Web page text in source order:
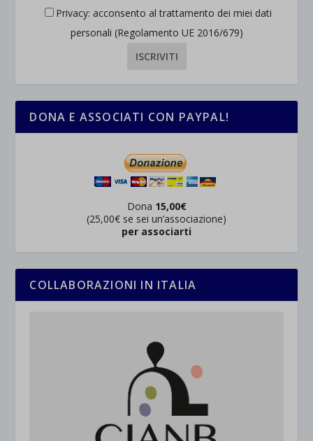
Privacy: acconsento al trattamento dei miei dati
personali (Regolamento UE 2016/679)
DONA E ASSOCIATI CON PAYPAL!
Dona 15,00€
(25,00€ se sei un’associazione)
per associarti
COLLABORAZIONI IN ITALIA